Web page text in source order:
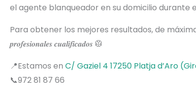
el agente blanqueador en su domicilio
Para obtener los mejores resultados, de máxima
𝒑𝒓𝒐𝒇𝒆𝒔𝒊𝒐𝒏𝒂𝒍𝒆𝒔 𝒄𝒖𝒂𝒍𝒊𝒇𝒊𝒄𝒂𝒅𝒐𝒔 🥼
📍Estamos en C/ Gaziel 4 17250 Platja d’Aro
📞972 81 87 66